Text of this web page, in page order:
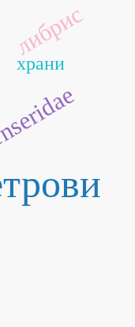
либрис
храни